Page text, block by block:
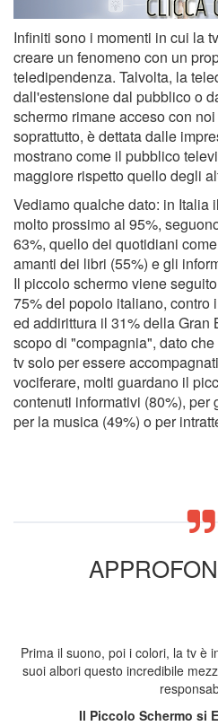
Infiniti sono i momenti in cui la
creare un fenomeno con un
teledipendenza. Talvolta, la
dall'estensione dal pubblico o
schermo rimane acceso con
soprattutto, è dettata dalle
mostrano come il pubblico
maggiore rispetto quello degli
Vediamo qualche dato: in Italia
molto prossimo al 95%,
63%, quello dei quotidiani
amanti dei libri (55%) e gli
Il piccolo schermo viene
75% del popolo italiano, contro
ed addirittura il 31% della Gran
scopo di "compagnia", dato
tv solo per essere
vociferare, molti guardano il
contenuti informativi (80%), per
per la musica (49%) o per
Prima il suono, poi i colori, la tv è
suoi albori questo incredibile
Il Piccolo Schermo si